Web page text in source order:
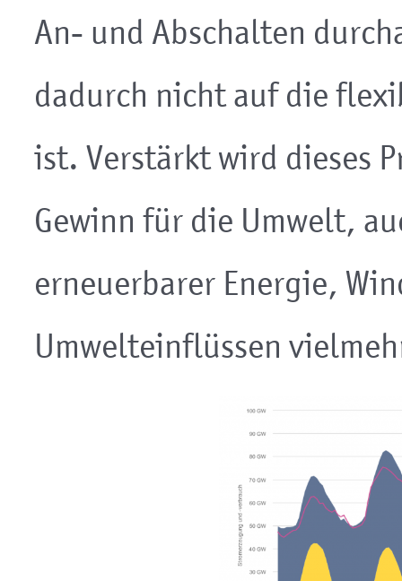
An- und Abschalten
dadurch nicht auf die
ist. Verstärkt wird dieses
Gewinn für die Umwelt,
erneuerbarer Energie,
Umwelteinflüssen